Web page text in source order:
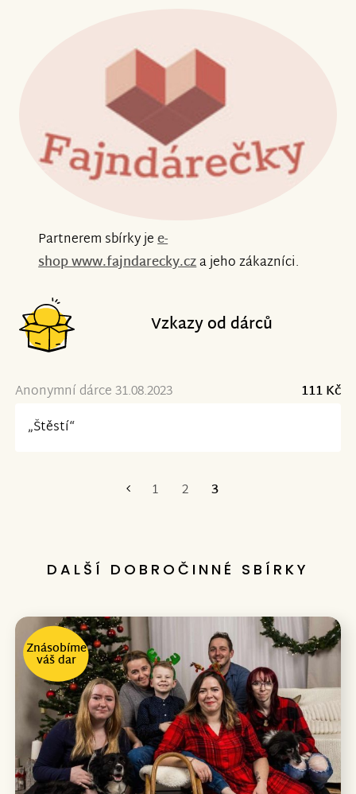
Partnerem sbírky jee-
shopwww.fajndarecky.cza jeho zákazníci.
Vzkazy od dárců
Anonymní dárce 31.08.2023
111 Kč
„Štěstí“
1 2 3
DALŠÍ DOBROČINNÉ SBÍRKY
Znásobíme
váš dar